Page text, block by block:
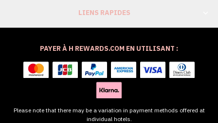
LIENS RAPIDES
PAYER À H REWARDS.COM EN UTILISANT :
Please note that there may be a variation in payment methods offered at
individual hotels.